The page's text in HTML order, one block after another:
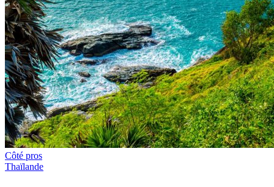
Côté pros
Thaïlande